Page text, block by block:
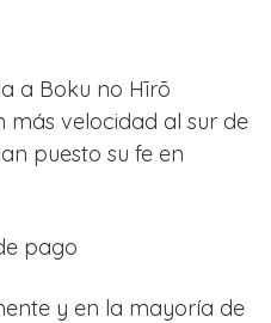
a Boku no Hīrō
más velocidad al sur de
puesto su fe en
pago
y en la mayoría de